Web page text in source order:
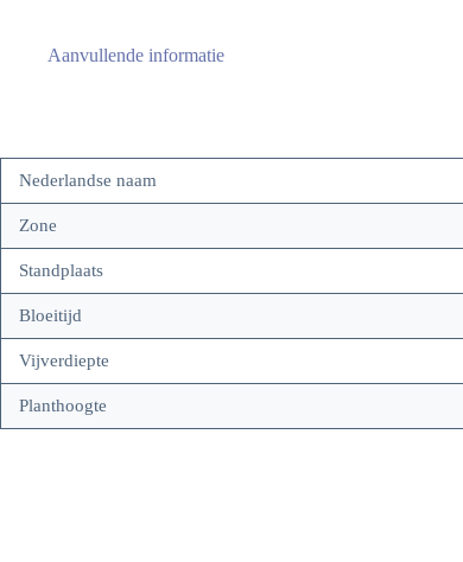
Aanvullende informatie
Nederlandse naam
Zone
Standplaats
Bloeitijd
Vijverdiepte
Planthoogte